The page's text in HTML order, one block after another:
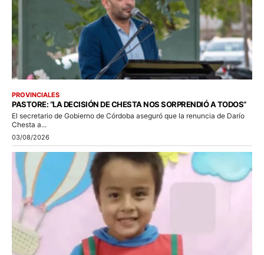
PROVINCIALES
PASTORE: “LA DECISIÓN DE CHESTA NOS SORPRENDIÓ A TODOS”
El secretario de Gobierno de Córdoba aseguró que la renuncia de Darío
Chesta a...
03/08/2026